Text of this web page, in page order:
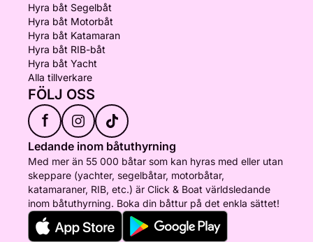
Hyra båt Segelbåt
Hyra båt Motorbåt
Hyra båt Katamaran
Hyra båt RIB-båt
Hyra båt Yacht
Alla tillverkare
FÖLJ OSS
f
Ledande inom båtuthyrning
Med mer än 55 000 båtar som kan hyras med eller utan
skeppare (yachter, segelbåtar, motorbåtar,
katamaraner, RIB, etc.) är Click & Boat världsledande
inom båtuthyrning. Boka din båttur på det enkla sättet!